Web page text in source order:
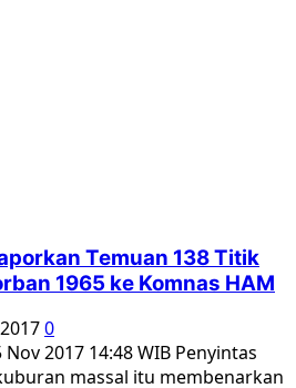
Temuan 138 Titik
1965 ke Komnas HAM
0
2017 14:48 WIB Penyintas
massal itu membenarkan